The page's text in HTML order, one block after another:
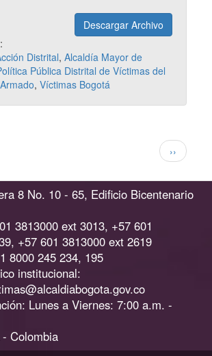
Descargar Archivo
Distrital, Alcaldía Mayor de
Pública Distrital de Víctimas del
, Víctimas Bogotá
Siguiente
página
››
8 No. 10 - 65, Edificio Bicentenario
3813000 ext 3013, +57 601
+57 601 3813000 ext 2619
8000 245 234, 195
institucional:
Lunes a Viernes: 7:00 a.m. -
Colombia